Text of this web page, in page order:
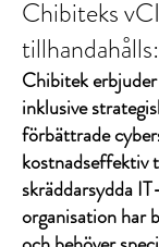
Chibiteks
tillhandahålls:
Chibitek
inklusive
förbättrade
kostnadseffektiv
skräddarsydda
organisation har